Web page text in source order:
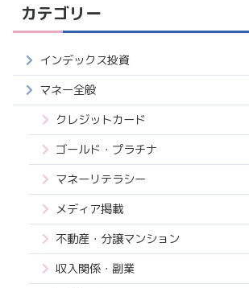
カテゴリー
インデックス投資
マネー全般
クレジットカード
ゴールド・プラチナ
マネーリテラシー
メディア掲載
不動産・分譲マンション
収入関係・副業